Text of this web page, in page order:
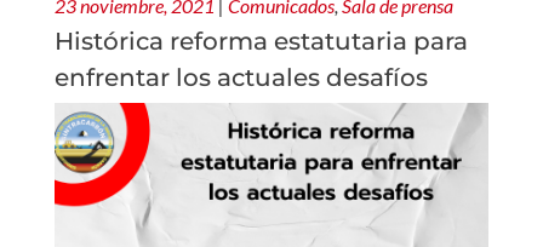
23 noviembre, 2021 | Comunicados Sala de prensa
Histórica reforma estatutaria para
enfrentar los actuales desafíos